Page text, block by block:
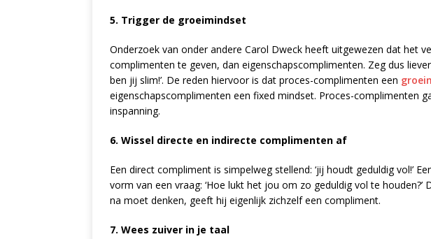
5. Trigger de groeimindset
Onderzoek van onder andere Carol Dweck heeft uitgewezen dat het
complimenten te geven, dan eigenschapscomplimenten. Zeg dus liever
ben jij slim!’. De reden hiervoor is dat proces-complimenten een
eigenschapscomplimenten een fixed mindset. Proces-complimenten
inspanning.
6. Wissel directe en indirecte complimenten af
Een direct compliment is simpelweg stellend: ‘jij houdt geduldig vol!’
vorm van een vraag: ‘Hoe lukt het jou om zo geduldig vol te
na moet denken, geeft hij eigenlijk zichzelf een compliment.
7. Wees zuiver in je taal